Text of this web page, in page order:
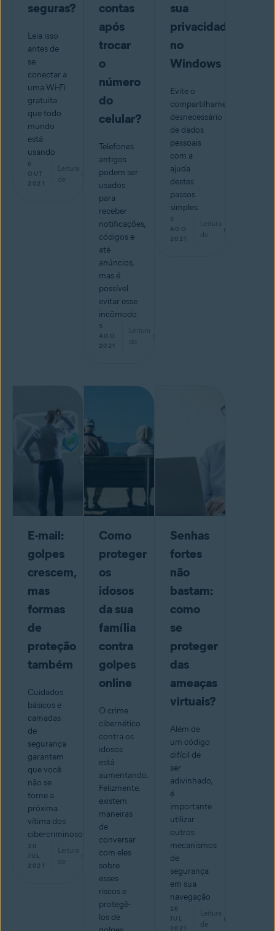
seguras?
Leia isso
antes de
se
conectar a
uma Wi-Fi
gratuita
que todo
mundo
está
usando
6
OUT
2021
Leitura
de
min
contas
após
trocar
o
número
do
celular?
Telefones
antigos
podem ser
usados
para
receber
notificações,
códigos e
até
anúncios,
mas é
possível
evitar esse
incômodo
5
AGO
2021
Leitura
de
min
sua
privacidade
no
Windows
Evite o
compartilhamento
desnecessário
de dados
pessoais
com a
ajuda
destes
passos
simples
2
AGO
2021
Leitura
de
min
E-mail:
golpes
crescem,
mas
formas
de
proteção
também
Cuidados
básicos e
camadas
de
segurança
garantem
que você
não se
torne a
próxima
vítima dos
cibercriminosos
30
JUL
2021
Leitura
de
min
Como
proteger
os
idosos
da sua
família
contra
golpes
online
O crime
cibernético
contra os
idosos
está
aumentando.
Felizmente,
existem
maneiras
de
conversar
com eles
sobre
esses
riscos e
protegê-
los de
Senhas
fortes
não
bastam:
como
se
proteger
das
ameaças
virtuais?
Além de
um código
difícil de
ser
adivinhado,
é
importante
utilizar
outros
mecanismos
de
segurança
em sua
navegação
26
JUL
2021
Leitura
de
min